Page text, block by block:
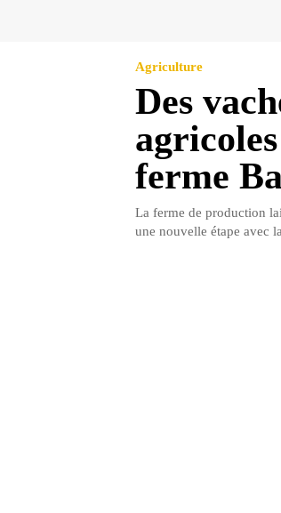
Agriculture
Des
ferme
La ferme de production
une nouvelle étape avec